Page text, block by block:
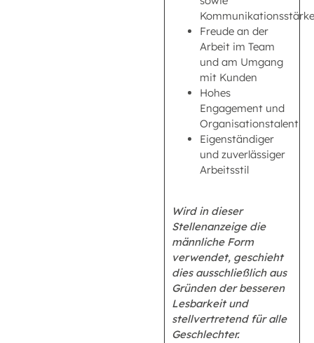
Kommunikationsstärke
Freude an der
Arbeit im Team
und am Umgang
mit Kunden
Hohes
Engagement und
Organisationstalent
Eigenständiger
und zuverlässiger
Arbeitsstil
Wird in dieser
Stellenanzeige die
männliche Form
verwendet, geschieht
dies ausschließlich aus
Gründen der besseren
Lesbarkeit und
stellvertretend für alle
Geschlechter.